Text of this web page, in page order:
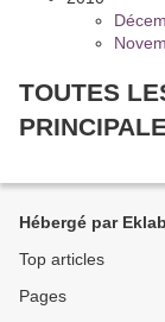
TOUTES
Hébergé par
Top articles
Pages